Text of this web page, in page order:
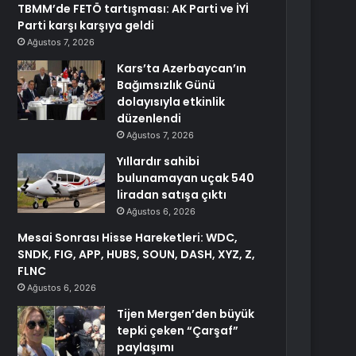
TBMM’de FETÖ tartışması: AK Parti ve İYİ
Parti karşı karşıya geldi
Ağustos 7, 2026
Kars’ta Azerbaycan’ın
Bağımsızlık Günü
dolayısıyla etkinlik
düzenlendi
Ağustos 7, 2026
Yıllardır sahibi
bulunamayan uçak 540
liradan satışa çıktı
Ağustos 6, 2026
Mesai Sonrası Hisse Hareketleri: WDC,
SNDK, FIG, APP, HUBS, SOUN, DASH, XYZ, Z,
FLNC
Ağustos 6, 2026
Tijen Mergen’den büyük
tepki çeken “Çarşaf”
paylaşımı